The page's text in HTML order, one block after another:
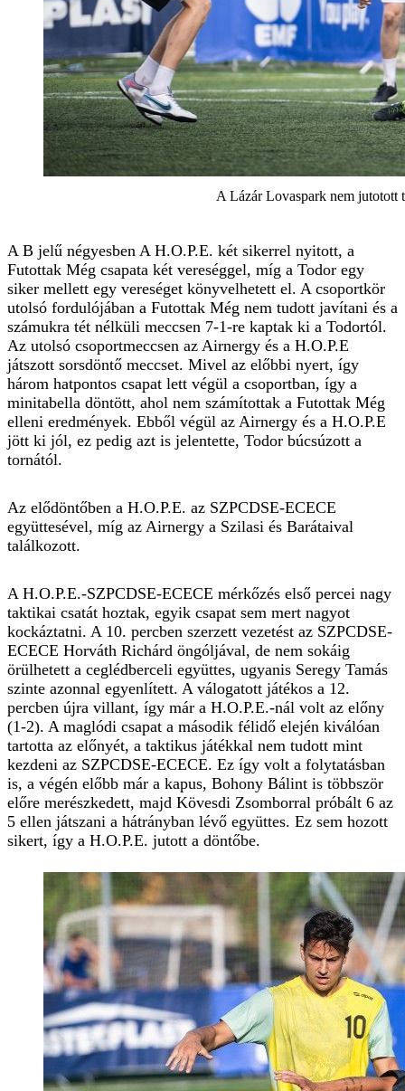
A Lázár Lovaspark nem jutotott
A B jelű négyesben A H.O.P.E. két sikerrel nyitott, a
Futottak Még csapata két vereséggel, míg a Todor egy
siker mellett egy vereséget könyvelhetett el. A csoportkör
utolsó fordulójában a Futottak Még nem tudott javítani és a
számukra tét nélküli meccsen 7-1-re kaptak ki a Todortól.
Az utolsó csoportmeccsen az Airnergy és a H.O.P.E
játszott sorsdöntő meccset. Mivel az előbbi nyert, így
három hatpontos csapat lett végül a csoportban, így a
minitabella döntött, ahol nem számítottak a Futottak Még
elleni eredmények. Ebből végül az Airnergy és a H.O.P.E
jött ki jól, ez pedig azt is jelentette, Todor búcsúzott a
tornától.
Az elődöntőben a H.O.P.E. az SZPCDSE-ECECE
együttesével, míg az Airnergy a Szilasi és Barátaival
találkozott.
A H.O.P.E.-SZPCDSE-ECECE mérkőzés első percei nagy
taktikai csatát hoztak, egyik csapat sem mert nagyot
kockáztatni. A 10. percben szerzett vezetést az SZPCDSE-
ECECE Horváth Richárd öngóljával, de nem sokáig
örülhetett a ceglédberceli együttes, ugyanis Seregy Tamás
szinte azonnal egyenlített. A válogatott játékos a 12.
percben újra villant, így már a H.O.P.E.-nál volt az előny
(1-2). A maglódi csapat a második félidő elején kiválóan
tartotta az előnyét, a taktikus játékkal nem tudott mint
kezdeni az SZPCDSE-ECECE. Ez így volt a folytatásban
is, a végén előbb már a kapus, Bohony Bálint is többször
előre merészkedett, majd Kövesdi Zsomborral próbált 6 az
5 ellen játszani a hátrányban lévő együttes. Ez sem hozott
sikert, így a H.O.P.E. jutott a döntőbe.